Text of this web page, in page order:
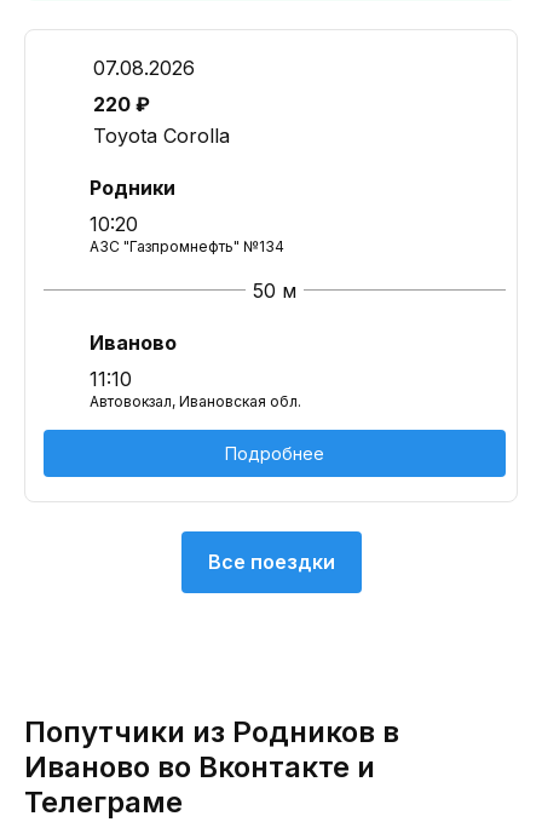
07.08.2026
220 ₽
Toyota Corolla
Родники
10:20
АЗС "Газпромнефть" №134
50 м
Иваново
11:10
Автовокзал, Ивановская обл.
Подробнее
Все поездки
Попутчики из Родников в
Иваново во Вконтакте и
Телеграме